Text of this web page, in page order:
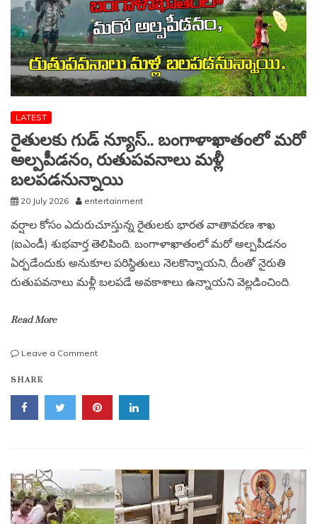
LATEST
రైతులకు గుడ్ న్యూస్.. బంగాళాఖాతంలో మరో
అల్పపీడనం, రుతుపవనాలు మళ్లీ
బలపడనున్నాయి
20 July 2026 entertainment
వర్షాల కోసం ఎదురుచూస్తున్న రైతులకు భారత వాతావరణ శాఖ
(ఐఎండీ) శుభవార్త తెలిపింది. బంగాళాఖాతంలో మరో అల్పపీడనం
ఏర్పడేందుకు అనుకూల పరిస్థితులు నెలకొన్నాయని, దీంతో నైరుతి
రుతుపవనాలు మళ్లీ బలపడే అవకాశాలు ఉన్నాయని వెల్లడించింది.
Read More
Leave a Commenton
న్యూస్..
బంగాళాఖాతంలో
మరో
బలపడనున్నాయి
SHARE